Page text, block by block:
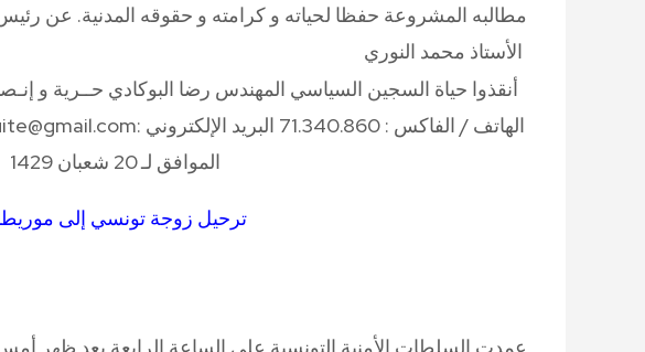
مطالبه المشروعة حفظا لحياته و كرامته و حقوقه المدنية. عن
الأستاذ محمد النوري
أنقذوا حياة السجين السياسي المهندس رضا البوكادي حــرية و
الموافق لـ 20 شعبان 1429
ترحيل زوجة تونسي إلى